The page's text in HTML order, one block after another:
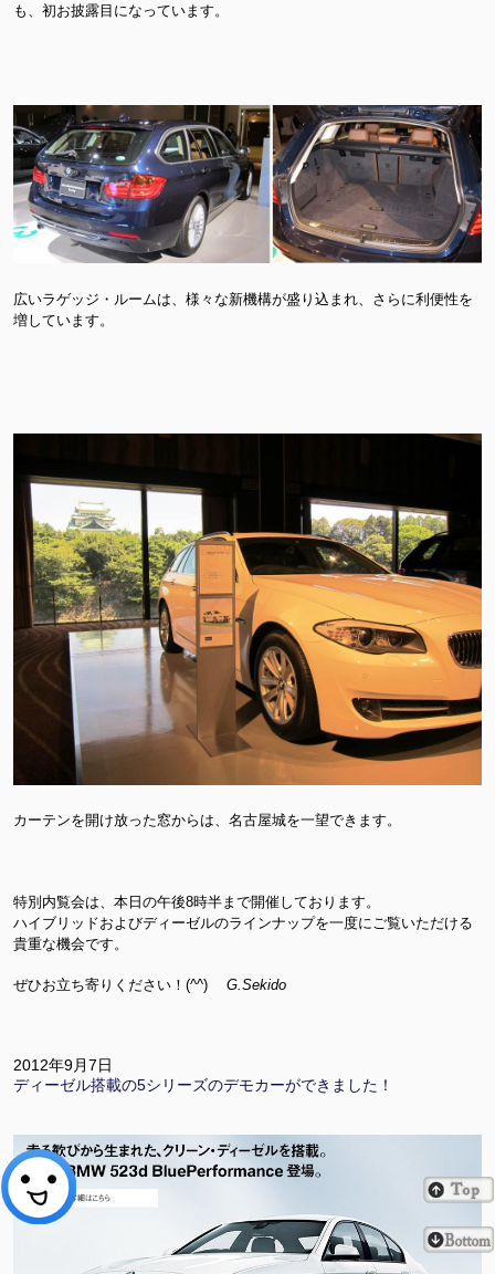
も、初お披露目になっています。
広いラゲッジ・ルームは、様々な新機構が盛り込まれ、さらに利便性を
増しています。
カーテンを開け放った窓からは、名古屋城を一望できます。
特別内覧会は、本日の午後8時半まで開催しております。
ハイブリッドおよびディーゼルのラインナップを一度にご覧いただける
貴重な機会です。
ぜひお立ち寄りください！(^^) G.Sekido
2012年9月7日
ディーゼル搭載の5シリーズのデモカーができました！